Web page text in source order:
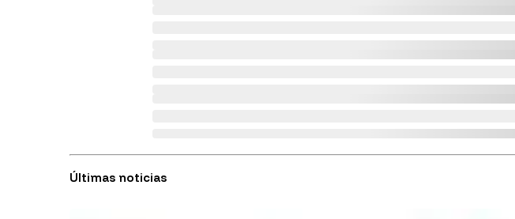
Últimas noticias